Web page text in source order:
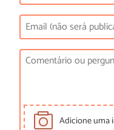
Adicione uma